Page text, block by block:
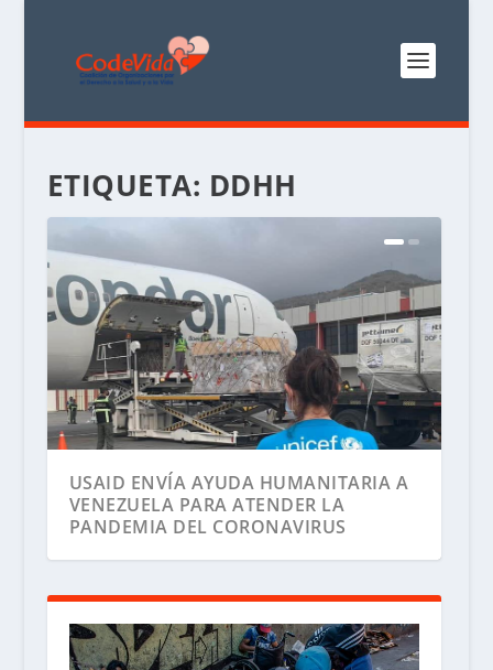
ETIQUETA: DDHH
USAID ENVÍA AYUDA HUMANITARIA A
VENEZUELA PARA ATENDER LA
PANDEMIA DEL CORONAVIRUS